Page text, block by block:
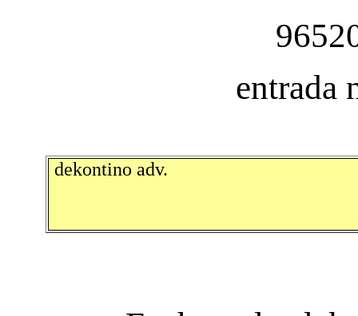
entrada
dekontino adv.